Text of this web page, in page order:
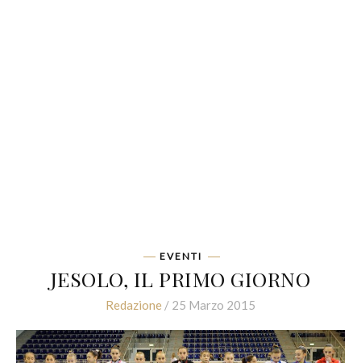
EVENTI
JESOLO, IL PRIMO GIORNO
Redazione / 25 Marzo 2015